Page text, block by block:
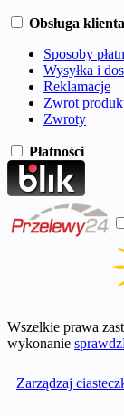
Obsługa klienta
Sposoby
Wysyłka i
Reklamacje
Zwrot
Zwroty
Płatności
Wszelkie prawa
wykonanie
Zarządzaj